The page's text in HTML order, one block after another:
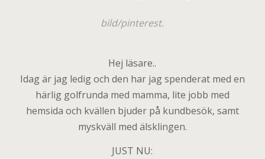
bild/pinterest.
Hej läsare..
Idag är jag ledig och den har jag spenderat med en
härlig golfrunda med mamma, lite jobb med
hemsida och kvällen bjuder på kundbesök, samt
myskväll med älsklingen.
JUST NU: